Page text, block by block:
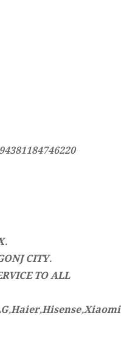
CITY.
TO ALL